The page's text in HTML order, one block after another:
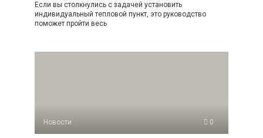
Если вы столкнулись с задачей установить
индивидуальный тепловой пункт, это руководство
поможет пройти весь
Новости 0